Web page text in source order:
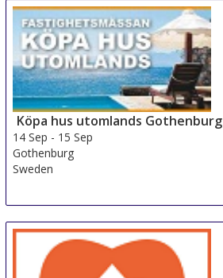
Köpa hus utomlands Gothenburg
14 Sep - 15 Sep
Gothenburg
Sweden